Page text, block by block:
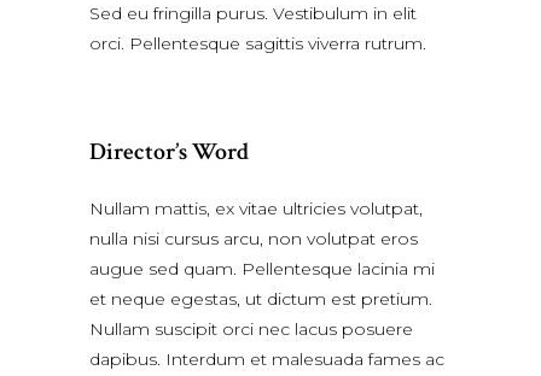
Sed eu fringilla purus. Vestibulum in elit
orci. Pellentesque sagittis viverra rutrum.
Director’s Word
Nullam mattis, ex vitae ultricies volutpat,
nulla nisi cursus arcu, non volutpat eros
augue sed quam. Pellentesque lacinia mi
et neque egestas, ut dictum est pretium.
Nullam suscipit orci nec lacus posuere
dapibus. Interdum et malesuada fames ac